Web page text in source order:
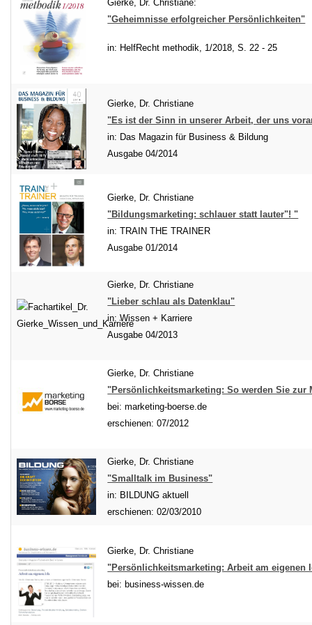
Gierke, Dr. Christiane:
"Geheimnisse erfolgreicher Persönlichkeiten"
in: HelfRecht methodik, 1/2018, S. 22 - 25
Gierke, Dr. Christiane
"Es ist der Sinn in unserer Arbeit, der uns
in: Das Magazin für Business & Bildung
Ausgabe 04/2014
Gierke, Dr. Christiane
"Bildungsmarketing: schlauer statt lauter"! "
in: TRAIN THE TRAINER
Ausgabe 01/2014
Gierke, Dr. Christiane
"Lieber schlau als Datenklau"
in: Wissen + Karriere
Ausgabe 04/2013
Gierke, Dr. Christiane
"Persönlichkeitsmarketing: So werden Sie zur
bei: marketing-boerse.de
erschienen: 07/2012
Gierke, Dr. Christiane
"Smalltalk im Business"
in: BILDUNG aktuell
erschienen: 02/03/2010
Gierke, Dr. Christiane
"Persönlichkeitsmarketing: Arbeit am eigenen
bei: business-wissen.de